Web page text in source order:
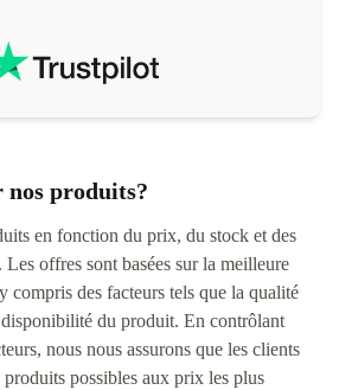
nos produits?
en fonction du prix, du stock et des
offres sont basées sur la meilleure
compris des facteurs tels que la qualité
du produit. En contrôlant
nous nous assurons que les clients
possibles aux prix les plus